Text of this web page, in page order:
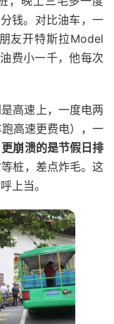
钱。对比油车，一
友开特斯拉Model
费小一千，他每次
高速上，一度电两
高速更费电），一
更崩溃的是节假日排
桩，差点炸毛。这
上当。